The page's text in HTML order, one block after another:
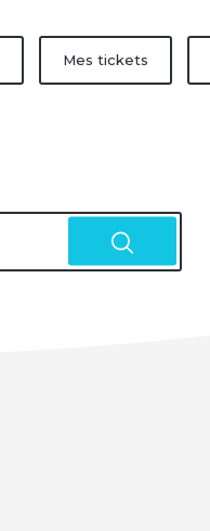
Mes tickets